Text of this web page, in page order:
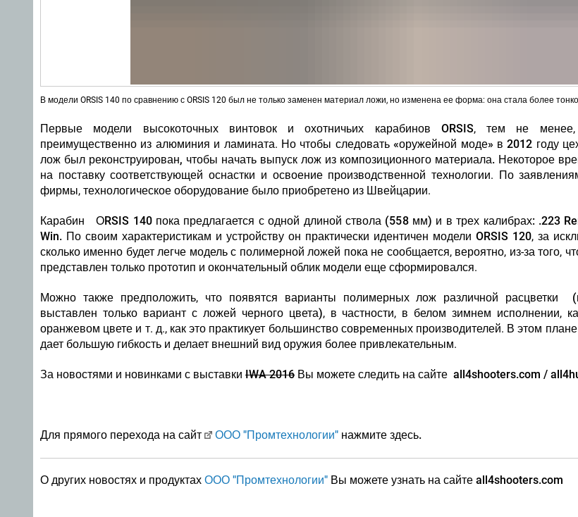
В модели ORSIS 140 по сравнению с ORSIS 120 был не только заменен материал ложи, но изменена ее форма: она стала более
Первые модели высокоточных винтовок и охотничьих карабинов ORSIS, тем не менее,
преимущественно из алюминия и ламината. Но чтобы следовать «оружейной моде» в 2012 году
лож был реконструирован, чтобы начать выпуск лож из композиционного материала. Некоторое
на поставку соответствующей оснастки и освоение производственной технологии. По
фирмы, технологическое оборудование было приобретено из Швейцарии.
Карабин ОRSIS 140 пока предлагается с одной длиной ствола (558 мм) и в трех калибрах: .223
Win. По своим характеристикам и устройству он практически идентичен модели ORSIS 120, за
сколько именно будет легче модель с полимерной ложей пока не сообщается, вероятно, из-за того,
представлен только прототип и окончательный облик модели еще сформировался.
Можно также предположить, что появятся варианты полимерных лож различной расцветки
выставлен только вариант с ложей черного цвета), в частности, в белом зимнем исполнении,
оранжевом цвете и т. д., как это практикует большинство современных производителей. В этом
дает большую гибкость и делает внешний вид оружия более привлекательным.
За новостями и новинками с выставки IWA 2016 Вы можете следить на сайте all4shooters.com /
Для прямого перехода на сайт ООО "Промтехнологии"нажмите здесь.
О других новостях и продуктах ООО "Промтехнологии" Вы можете узнать на сайте all4shooters.com